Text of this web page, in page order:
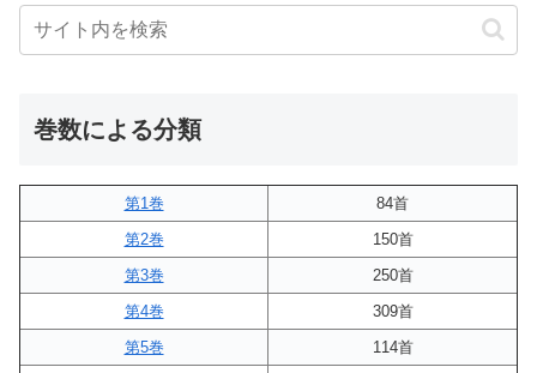
巻数による分類
第1巻
84首
第2巻
150首
第3巻
250首
第4巻
309首
第5巻
114首